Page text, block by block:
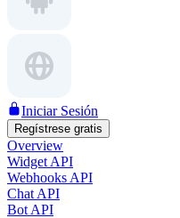
Iniciar Sesión
Regístrese gratis
Overview
Widget API
Webhooks API
Chat API
Bot API